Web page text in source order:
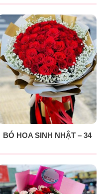
BÓ HOA SINH NHẬT – 34